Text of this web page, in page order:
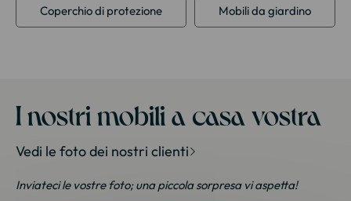
Coperchio di protezione Mobili da giardino
I nostri mobili a casa vostra
Vedi le foto dei nostri clienti
Inviateci le vostre foto; una piccola sorpresa vi aspetta!